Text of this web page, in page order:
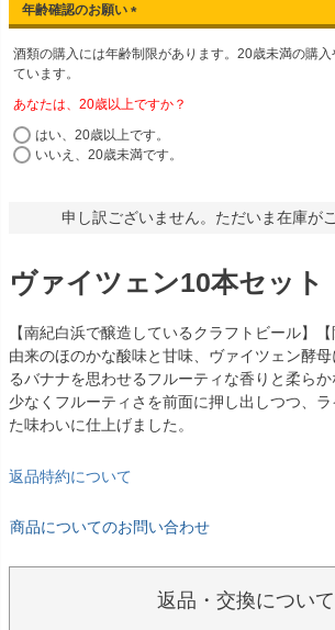
年齢確認のお願い
(
必
酒類の購入には年齢制限があります。20歳未満の購
ています。
あなたは、20歳以上ですか？
はい、20歳以上です。
いいえ、20歳未満です。
申し訳ございません。ただいま在庫が
ヴァイツェン10本セット
【南紀白浜で醸造しているクラフトビール】
由来のほのかな酸味と甘味、ヴァイツェン酵
るバナナを思わせるフルーティな香りと柔ら
少なくフルーティさを前面に押し出しつつ、
た味わいに仕上げました。
返品特約について
商品についてのお問い合わせ
返品・交換について